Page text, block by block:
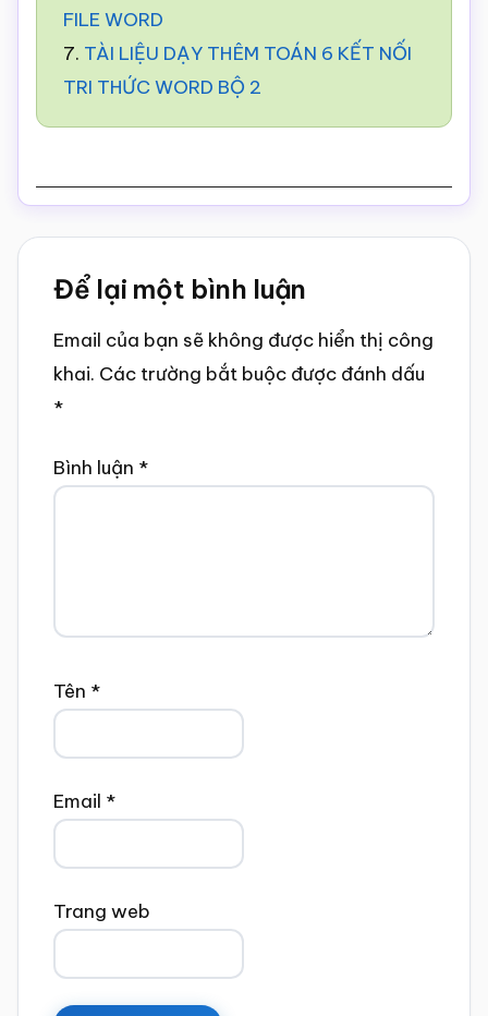
FILE WORD
7. TÀI LIỆU DẠY THÊM TOÁN 6 KẾT NỐI
TRI THỨC WORD BỘ 2
Reader
Interactions
Để lại một bình luận
Email của bạn sẽ không được hiển thị công
khai. Các trường bắt buộc được đánh dấu
*
Bình luận *
Tên *
Email *
Trang web